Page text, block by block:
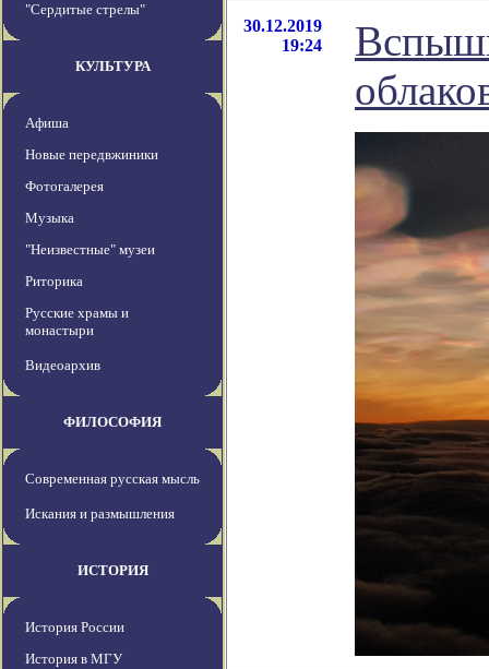
"Сердитые стрелы"
КУЛЬТУРА
Афиша
Новые передвжиники
Фотогалерея
Музыка
"Неизвестные" музеи
Риторика
Русские храмы и
монастыри
Видеоархив
ФИЛОСОФИЯ
Современная русская мысль
Искания и размышления
ИСТОРИЯ
История России
История в МГУ
30.12.2019
19:24